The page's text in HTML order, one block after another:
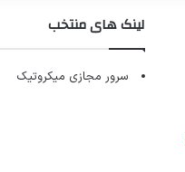
لینک های منتخب
سرور مجازی میکروتیک